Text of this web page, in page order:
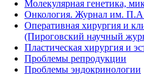
Молекулярная генетика,
Онкология. Журнал им.
Оперативная хирургия и
(Пироговский научный
Пластическая хирургия и
Проблемы репродукции
Проблемы эндокринологии